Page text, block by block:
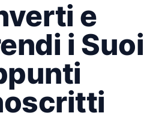
e
i Suoi